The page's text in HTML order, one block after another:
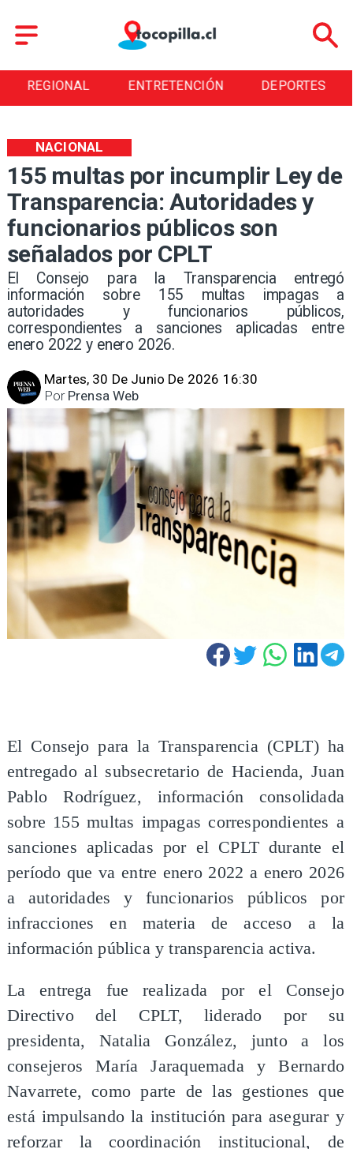
ENTRETENCIÓN DEPORTES CULTURA
155 multas por incumplir Ley de
Transparencia: Autoridades y
funcionarios públicos son
señalados por CPLT
El Consejo para la Transparencia entregó
información sobre 155 multas impagas a
autoridades y funcionarios públicos,
correspondientes a sanciones aplicadas entre
enero 2022 y enero 2026.
NACIONAL
Martes, 30 De Junio De 2026 16:30
Prensa Web
Por
El Consejo para la Transparencia (CPLT) ha
entregado al subsecretario de Hacienda, Juan
Pablo Rodríguez, información consolidada
sobre 155 multas impagas correspondientes a
sanciones aplicadas por el CPLT durante el
período que va entre enero 2022 a enero 2026
a autoridades y funcionarios públicos por
infracciones en materia de acceso a la
información pública y transparencia activa.
La entrega fue realizada por el Consejo
Directivo del CPLT, liderado por su
presidenta, Natalia González, junto a los
consejeros María Jaraquemada y Bernardo
Navarrete, como parte de las gestiones que
está impulsando la institución para asegurar y
reforzar la coordinación institucional, de